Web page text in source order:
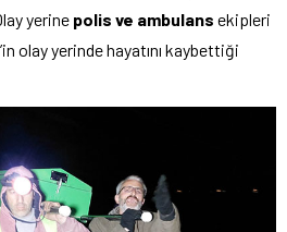
yerine polis ve ambulans ekipleri
olay yerinde hayatını kaybettiği